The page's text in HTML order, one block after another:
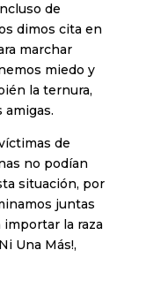
de
dimos cita en
marchar
miedo y
la ternura,
amigas.
de
no podían
situación, por
juntas
la raza
Una Más!,